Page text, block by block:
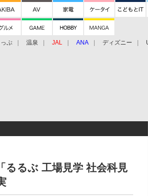
ぷ 温泉 JAL ANA ディズニー
るるぶ 工場見学 社会科見